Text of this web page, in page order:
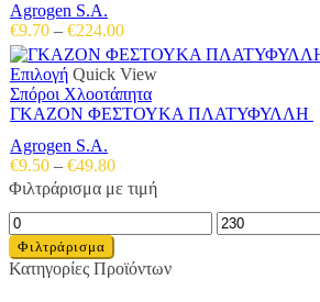
πολλαπλές
παραλλαγές.
Οι
επιλογές
μπορούν
να
επιλεγούν
στη
σελίδα
του
προϊόντος
Agrogen S.A.
€9.70 – €224.00Price
range:
€9.70
through
€224.00
Επιλογή Αυτό
το
προϊόν
πολλαπλές
παραλλαγές.
Οι
επιλογές
μπορούν
να
επιλεγούν
Quick View
Σπόροι Χλοοτάπητα
ΓΚΑΖΟΝ ΦΕΣΤΟΥΚΑ ΠΛΑΤΥΦΥΛΛΗ
Agrogen S.A.
€9.50 – €49.80Price
range:
€9.50
Φιλτράρισμα με τιμή
Ελάχιστη
τιμή
Μέγιστη
τιμή
Φιλτράρισμα
Κατηγορίες Προϊόντων